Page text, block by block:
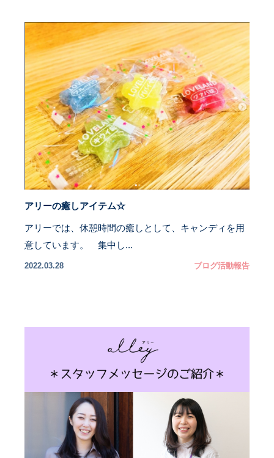
アリーの癒しアイテム☆
アリーでは、休憩時間の癒しとして、キャンディを用
意しています。 集中し...
2022.03.28 ブログ活動報告